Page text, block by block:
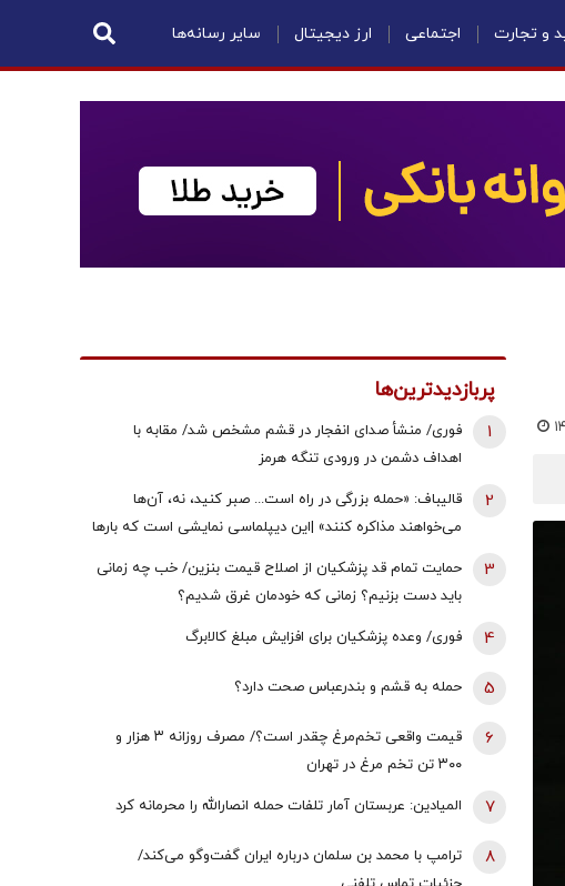
و تجارت اجتماعی ارز دیجیتال سایر رسانه‌ها
پربازدیدترین‌ها
فوری/ منشأ صدای انفجار در قشم مشخص شد/ مقابه با
اهداف دشمن در ورودی تنگه هرمز
1
قالیباف: «حمله بزرگی در راه است... صبر کنید، نه، آن‌ها
می‌خواهند مذاکره کنند» |این دیپلماسی نمایشی است که بارها
2
حمایت تمام قد پزشکیان از اصلاح قیمت بنزین/ خب چه زمانی
باید دست بزنیم؟ زمانی که خودمان غرق شدیم؟
3
فوری/ وعده پزشکیان برای افزایش مبلغ کالابرگ 4
حمله به قشم و بندرعباس صحت دارد؟ 5
قیمت واقعی تخم‌مرغ چقدر است؟/ مصرف روزانه ۳ هزار و
۳۰۰ تن تخم مرغ در تهران
6
المیادین: عربستان آمار تلفات حمله انصارالله را محرمانه کرد 7
ترامپ با محمد بن سلمان درباره ایران گفت‌وگو می‌کند/
8